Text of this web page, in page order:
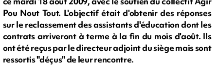
Pou Nout Tout. L'objectif était d'obtenir des réponses
sur le reclassement des assistants d'éducation dont les
contrats arriveront à terme à la fin du mois d'août. Ils
ont été reçus par le directeur adjoint du siège mais sont
ressortis "déçus" de leur rencontre.